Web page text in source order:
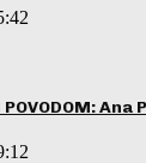
POVODOM: